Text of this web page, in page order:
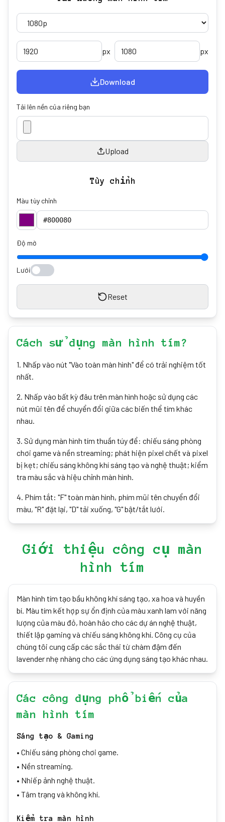
px px
Download
Tải lên nền của riêng bạn
Upload
Tùy chỉnh
Màu tùy chỉnh
Độ mờ
Lưới
Reset
Cách sử dụng màn hình tím?
1. Nhấp vào nút "Vào toàn màn hình" để có trải nghiệm tốt
nhất.
2. Nhấp vào bất kỳ đâu trên màn hình hoặc sử dụng các
nút mũi tên để chuyển đổi giữa các biến thể tím khác
nhau.
3. Sử dụng màn hình tím thuần túy để: chiếu sáng phòng
chơi game và nền streaming; phát hiện pixel chết và pixel
bị kẹt; chiếu sáng không khí sáng tạo và nghệ thuật; kiểm
tra màu sắc và hiệu chỉnh màn hình.
4. Phím tắt: "F" toàn màn hình, phím mũi tên chuyển đổi
màu, "R" đặt lại, "D" tải xuống, "G" bật/tắt lưới.
Giới thiệu công cụ màn
hình tím
Màn hình tím tạo bầu không khí sáng tạo, xa hoa và huyền
bí. Màu tím kết hợp sự ổn định của màu xanh lam với năng
lượng của màu đỏ, hoàn hảo cho các dự án nghệ thuật,
thiết lập gaming và chiếu sáng không khí. Công cụ của
chúng tôi cung cấp các sắc thái từ chàm đậm đến
lavender nhẹ nhàng cho các ứng dụng sáng tạo khác nhau.
Các công dụng phổ biến của
màn hình tím
Sáng tạo & Gaming
• Chiếu sáng phòng chơi game.
• Nền streaming.
• Nhiếp ảnh nghệ thuật.
• Tâm trạng và không khí.
Kiểm tra màn hình